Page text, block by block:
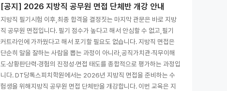
[공지] 2026 지방직 공무원 면접 단체반 개강 안내
지방직 필기시험 이후,최종 합격을 결정짓는 마지막 관문은 바로 지방
직 공무원 면접입니다. 필기 점수가 높다고 해서 안심할 수 없고,필기
커트라인에 가까웠다고 해서 포기할 필요도 없습니다. 지방직 면접은
단순히 말을 잘하는 사람을 뽑는 과정이 아니라,공직가치관·직무이해
도·상황판단력·경험의 진정성·면접 태도를 종합적으로 평가하는 과정입
니다. DT당톡스피치학원에서는 2026년 지방직 면접을 준비하는 수
험생을 위해지방직 공무원 면접 단체반을 개강합니다. 이번 교육은 지